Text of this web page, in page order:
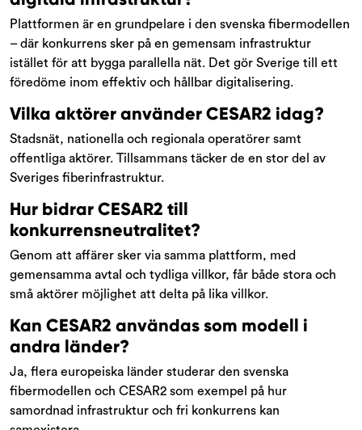
Plattformen är en grundpelare i den svenska fibermodellen
– där konkurrens sker på en gemensam infrastruktur
istället för att bygga parallella nät. Det gör Sverige till ett
föredöme inom effektiv och hållbar digitalisering.
Vilka aktörer använder CESAR2 idag?
Stadsnät, nationella och regionala operatörer samt
offentliga aktörer. Tillsammans täcker de en stor del av
Sveriges fiberinfrastruktur.
Hur bidrar CESAR2 till
konkurrensneutralitet?
Genom att affärer sker via samma plattform, med
gemensamma avtal och tydliga villkor, får både stora och
små aktörer möjlighet att delta på lika villkor.
Kan CESAR2 användas som modell i
andra länder?
Ja, flera europeiska länder studerar den svenska
fibermodellen och CESAR2 som exempel på hur
samordnad infrastruktur och fri konkurrens kan